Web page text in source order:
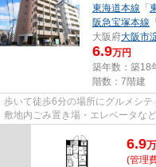
東海道本線 「
阪急宝塚本線 「
大阪府大阪市
6.9万円
築年数：築18
階数：7階建
歩いて徒歩6分の場所にグルメシ
敷地内ごみ置き場・エレベータな
6.9万
(管理